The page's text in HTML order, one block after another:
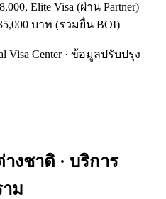
Elite Visa (ผ่าน Partner)
บาท (รวมยื่น BOI)
Visa Center · ข้อมูลปรับปรุง
างชาติ · บริการ
ม